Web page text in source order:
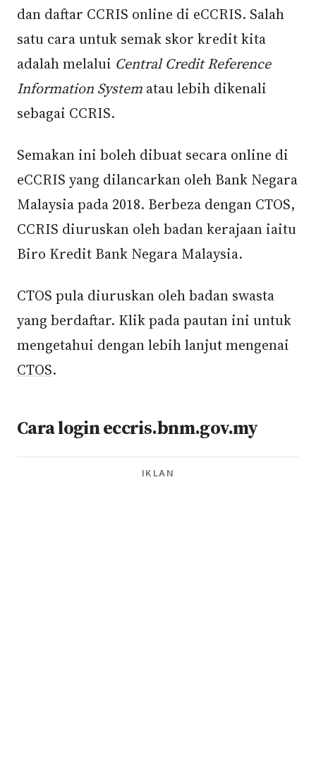
dan daftar CCRIS online di eCCRIS. Salah
satu cara untuk semak skor kredit kita
adalah melalui Central Credit Reference
Information System atau lebih dikenali
sebagai CCRIS.
Semakan ini boleh dibuat secara online di
eCCRIS yang dilancarkan oleh Bank Negara
Malaysia pada 2018. Berbeza dengan CTOS,
CCRIS diuruskan oleh badan kerajaan iaitu
Biro Kredit Bank Negara Malaysia.
CTOS pula diuruskan oleh badan swasta
yang berdaftar. Klik pada pautan ini untuk
mengetahui dengan lebih lanjut mengenai
CTOS.
Cara login eccris.bnm.gov.my
IKLAN